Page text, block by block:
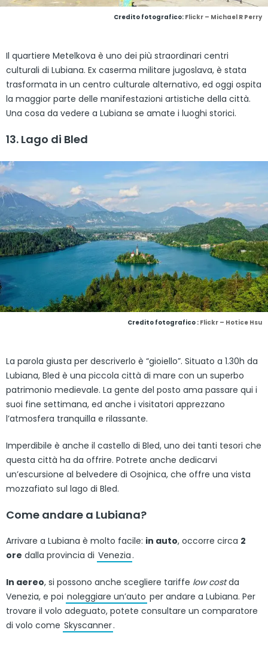
Credito fotografico: Flickr – Michael R Perry
Il quartiere Metelkova è uno dei più straordinari centri
culturali di Lubiana. Ex caserma militare jugoslava, è stata
trasformata in un centro culturale alternativo, ed oggi ospita
la maggior parte delle manifestazioni artistiche della città.
Una cosa da vedere a Lubiana se amate i luoghi storici.
13. Lago di Bled
Credito fotografico : Flickr – Hotice Hsu
La parola giusta per descriverlo è “gioiello”. Situato a 1.30h da
Lubiana, Bled è una piccola città di mare con un superbo
patrimonio medievale. La gente del posto ama passare qui i
suoi fine settimana, ed anche i visitatori apprezzano
l’atmosfera tranquilla e rilassante.
Imperdibile è anche il castello di Bled, uno dei tanti tesori che
questa città ha da offrire. Potrete anche dedicarvi
un’escursione al belvedere di Osojnica, che offre una vista
mozzafiato sul lago di Bled.
Come andare a Lubiana?
Arrivare a Lubiana è molto facile: in auto, occorre circa 2
ore dalla provincia di Venezia .
In aereo, si possono anche scegliere tariffe low costda
Venezia, e poi noleggiare un’auto per andare a Lubiana. Per
trovare il volo adeguato, potete consultare un comparatore
di volo come Skyscanner.